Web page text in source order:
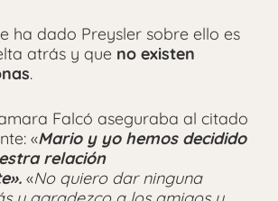
ha dado Preysler sobre ello es
atrás y que no existen
.
Falcó aseguraba al citado
«Mario y yo hemos decidido
relación
«No quiero dar ninguna